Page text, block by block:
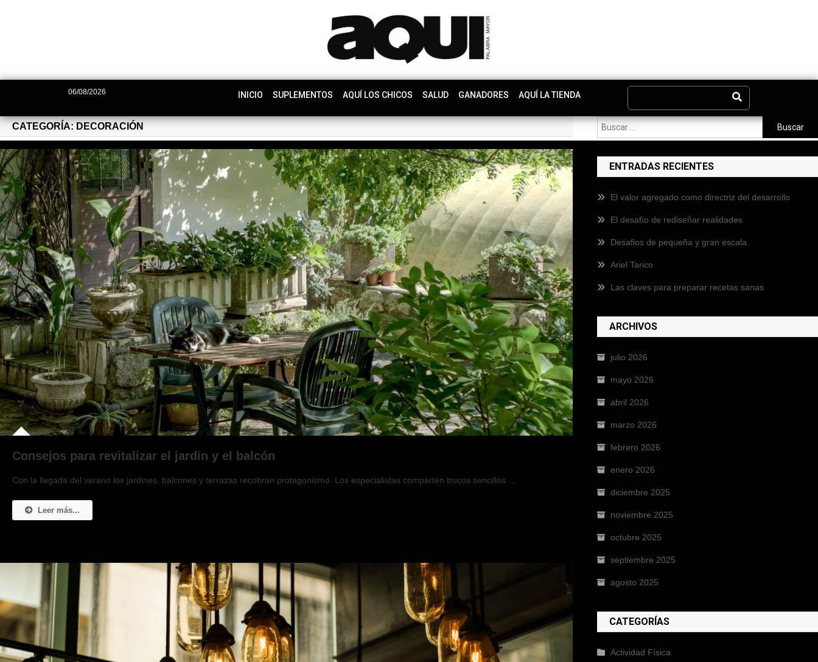
06/08/2026 INICIO SUPLEMENTOS AQUÍ LOS CHICOS SALUD GANADORES AQUÍ LA TIENDA
CATEGORÍA: DECORACIÓN
Consejos para revitalizar el jardín y el balcón
Con la llegada del verano los jardines, balcones y terrazas recobran protagonismo. Los especialistas comparten trucos sencillos …
Leer más...
ENTRADAS RECIENTES
El valor agregado como directriz del desarrollo
El desafío de rediseñar realidades
Desafios de pequeña y gran escala
Ariel Tarico
Las claves para preparar recetas sanas
ARCHIVOS
julio 2026
mayo 2026
abril 2026
marzo 2026
febrero 2026
enero 2026
diciembre 2025
noviembre 2025
octubre 2025
septiembre 2025
agosto 2025
CATEGORÍAS
Actividad Física